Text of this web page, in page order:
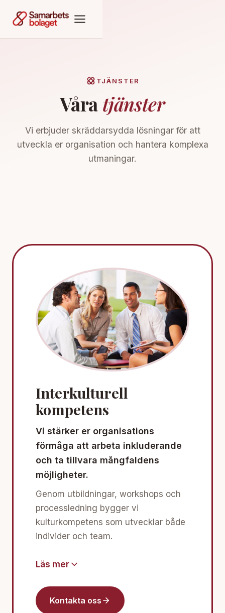
TJÄNSTER
Våra tjänster
Vi erbjuder skräddarsydda lösningar för att
utveckla er organisation och hantera komplexa
utmaningar.
Interkulturell
kompetens
Vi stärker er organisations
förmåga att arbeta inkluderande
och ta tillvara mångfaldens
möjligheter.
Genom utbildningar, workshops och
processledning bygger vi
kulturkompetens som utvecklar både
individer och team.
Läs mer
Kontakta oss